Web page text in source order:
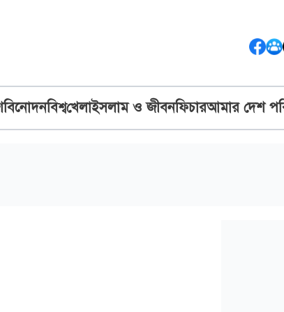
বিনোদনবিশ্বখেলাইসলাম ও জীবনফিচারআমার দেশ